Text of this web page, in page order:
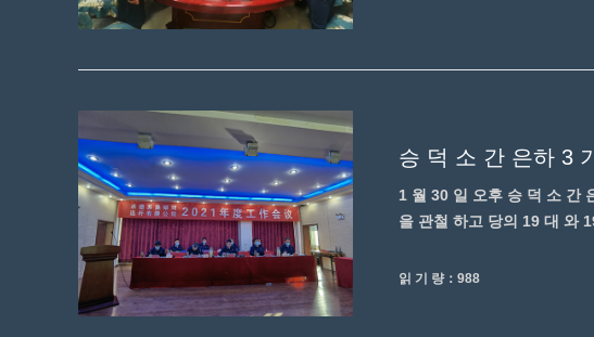
승 덕 소 간 은하 3
1 월 30 일 오후 승 덕 소 간
을 관철 하고 당의 19 대 와
읽 기 량：988